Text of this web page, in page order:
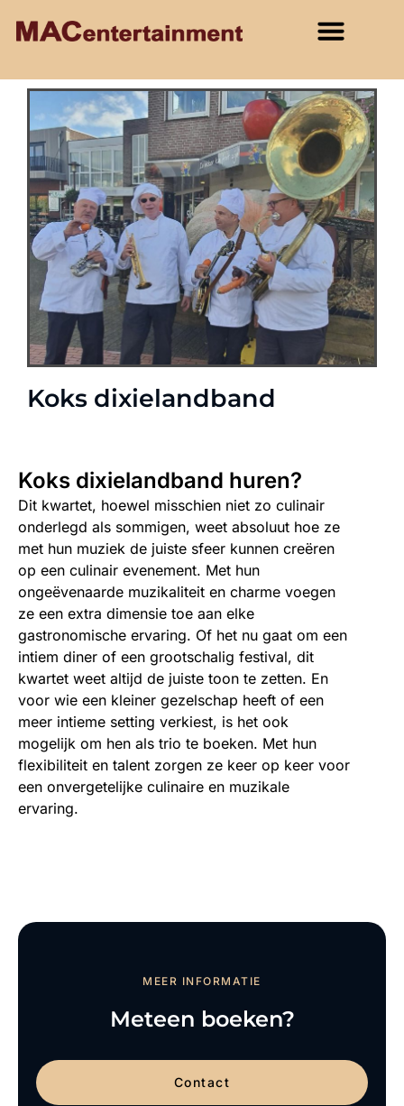
Koks dixielandband​
Koks dixielandband​ huren?
Dit kwartet, hoewel misschien niet zo culinair
onderlegd als sommigen, weet absoluut hoe ze
met hun muziek de juiste sfeer kunnen creëren
op een culinair evenement. Met hun
ongeëvenaarde muzikaliteit en charme voegen
ze een extra dimensie toe aan elke
gastronomische ervaring. Of het nu gaat om een
intiem diner of een grootschalig festival, dit
kwartet weet altijd de juiste toon te zetten. En
voor wie een kleiner gezelschap heeft of een
meer intieme setting verkiest, is het ook
mogelijk om hen als trio te boeken. Met hun
flexibiliteit en talent zorgen ze keer op keer voor
een onvergetelijke culinaire en muzikale
ervaring.
MEER INFORMATIE
Meteen boeken?
Contact